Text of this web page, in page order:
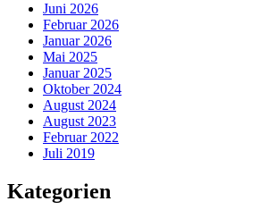
Juni 2026
Februar 2026
Januar 2026
Mai 2025
Januar 2025
Oktober 2024
August 2024
August 2023
Februar 2022
Juli 2019
Kategorien